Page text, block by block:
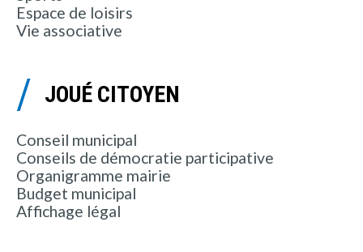
Espace de loisirs
Vie associative
JOUÉ CITOYEN
Conseil municipal
Conseils de démocratie participative
Organigramme mairie
Budget municipal
Affichage légal